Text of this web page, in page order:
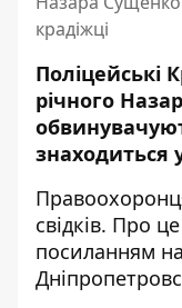
крадіжці
Поліцейські
річного
знаходиться
свідків. Про
посиланням на